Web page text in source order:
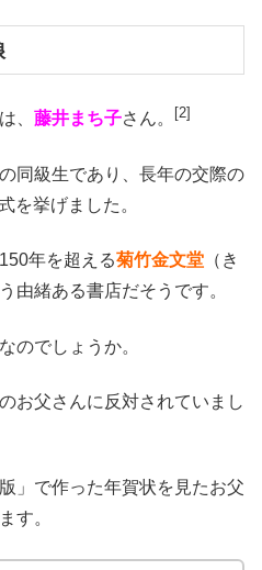
、 藤井まち子さん。 [2]
同級生であり、長年の交際の
を挙げました。
年を超える菊竹金文堂 （き
由緒ある書店だそうです。
のでしょうか。
お父さんに反対されていまし
」で作った年賀状を見たお父
す。